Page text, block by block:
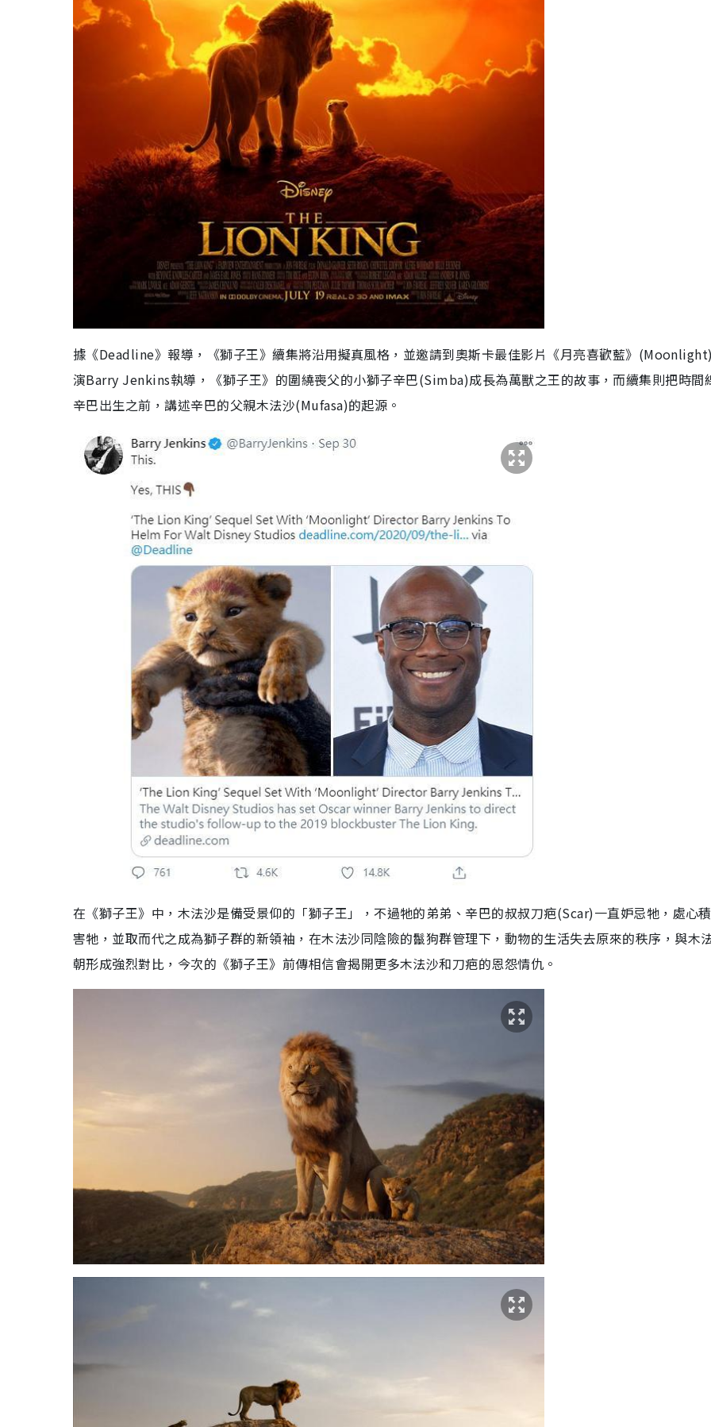
據《Deadline》報導，《獅子王》續集將沿用擬真風格，並邀請到奧斯卡最佳影片《月亮喜歡藍》
演Barry Jenkins執導，《獅子王》的圍繞喪父的小獅子辛巴(Simba)成長為萬獸之王的故事，而續集則把時間
辛巴出生之前，講述辛巴的父親木法沙(Mufasa)的起源。
在《獅子王》中，木法沙是備受景仰的「獅子王」，不過牠的弟弟、辛巴的叔叔刀疤(Scar)一直妒忌牠，處心
害牠，並取而代之成為獅子群的新領袖，在木法沙同陰險的鬣狗群管理下，動物的生活失去原來的秩序，與木
朝形成強烈對比，今次的《獅子王》前傳相信會揭開更多木法沙和刀疤的恩怨情仇。